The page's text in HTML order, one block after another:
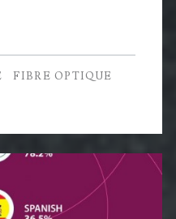
FIBRE OPTIQUE